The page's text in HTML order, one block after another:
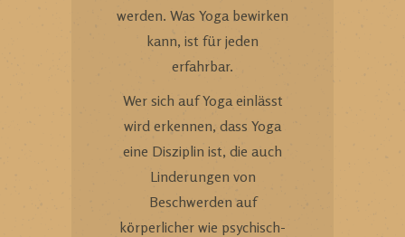
werden. Was Yoga bewirken
kann, ist für jeden
erfahrbar.
Wer sich auf Yoga einlässt
wird erkennen, dass Yoga
eine Disziplin ist, die auch
Linderungen von
Beschwerden auf
körperlicher wie psychisch-